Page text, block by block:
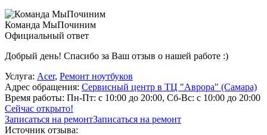
Команда МыПочиним
Официальный ответ
Добрый день! Спасибо за Ваш отзыв о нашей работе :)
Услуга: Acer, Ремонт ноутбуков
Адрес обращения: Сервисный центр в ТЦ "Аврора" (Самара)
Время работы: Пн-Пт: с 10:00 до 20:00, Сб-Вс: с 10:00 до 20:00
Сейчас открыто!
Записаться на ремонтЗаписаться на ремонт
Источник отзыва: